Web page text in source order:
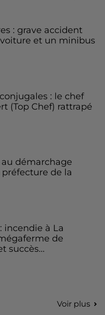
: grave accident
et un minibus
: le chef
(Top Chef) rattrapé
démarchage
préfecture de la
incendie à La
de
succès...
Voir plus